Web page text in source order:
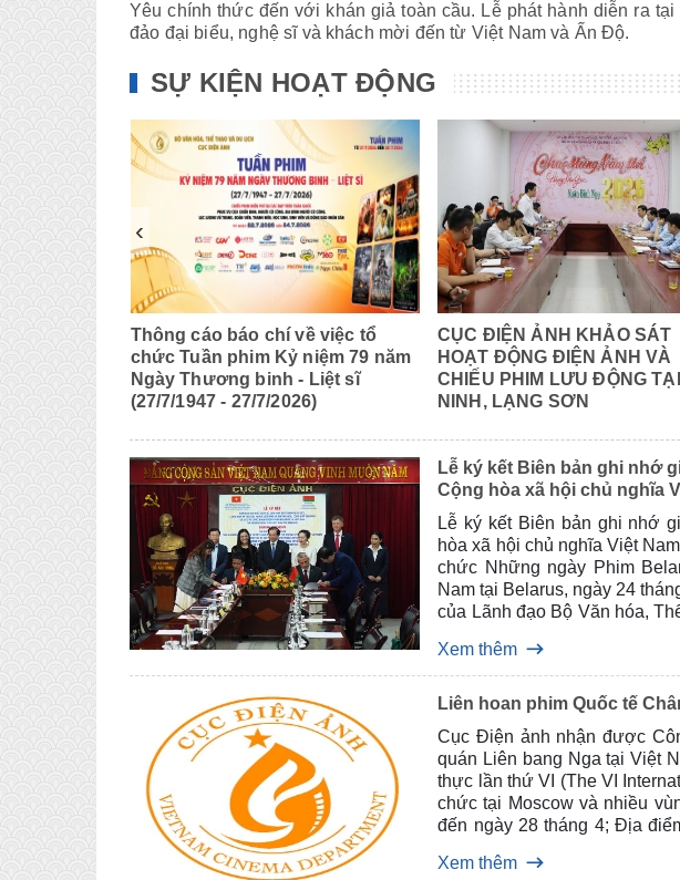
Yêu chính thức đến với khán giả toàn cầu. Lễ phát hành diễn ra
đảo đại biểu, nghệ sĩ và khách mời đến từ Việt Nam và Ấn Độ.
SỰ KIỆN HOẠT ĐỘNG
Thông cáo báo chí về việc tổ
chức Tuần phim Kỷ niệm 79 năm
Ngày Thương binh - Liệt sĩ
(27/7/1947 - 27/7/2026)
CỤC ĐIỆN ẢNH KHẢO SÁT
HOẠT ĐỘNG ĐIỆN ẢNH VÀ
CHIẾU PHIM LƯU ĐỘNG
NINH, LẠNG SƠN
‹
Lễ ký kết Biên bản ghi nhớ giữa Bộ Văn hóa, Thể thao và Du lịch,
Cộng hòa xã hội chủ nghĩa
Lễ ký kết Biên bản ghi nhớ
hòa xã hội chủ nghĩa Việt
chức Những ngày Phim
Nam tại Belarus, ngày 24
của Lãnh đạo Bộ Văn hóa,
thao và Du lịch, Cộng hòa xã
hòa Belarus về việc tổ chức
2026 và Những ngày Phim
Xem thêm
Liên hoan phim Quốc tế
Cục Điện ảnh nhận được
quán Liên bang Nga tại Việt
thực lần thứ VI (The VI
chức tại Moscow và nhiều
đến ngày 28 tháng 4; Địa
cũng sẽ tham gia liên hoan
Xem thêm